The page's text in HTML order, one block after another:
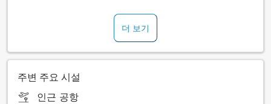
더 보기
주변 주요 시설
인근 공항